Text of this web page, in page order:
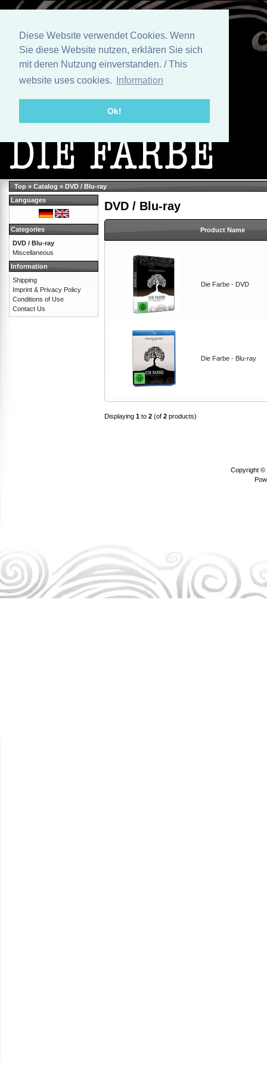
Diese Website verwendet Cookies. Wenn
Sie diese Website nutzen, erklären Sie sich
mit deren Nutzung einverstanden. / This
website uses cookies.
Information
Ok!
Top » Catalog » DVD / Blu-ray
DVD / Blu-ray
Product Name
Die Farbe - DVD
Die Farbe - Blu-ray
Displaying 1 to 2 (of 2 products)
Languages
Categories
DVD / Blu-ray
Miscellaneous
Information
Shipping
Imprint & Privacy Policy
Conditions of Use
Contact Us
Copyright